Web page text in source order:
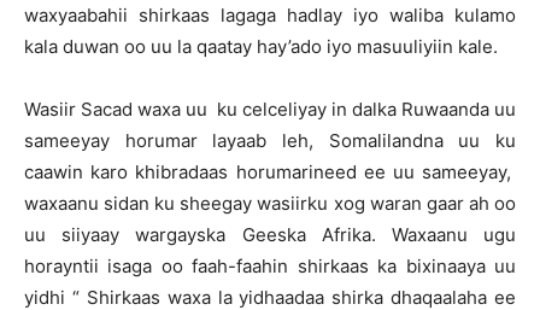
waxyaabahii shirkaas lagaga hadlay iyo waliba kulamo
kala duwan oo uu la qaatay hay’ado iyo masuuliyiin kale.
Wasiir Sacad waxa uu ku celceliyay in dalka Ruwaanda uu
sameeyay horumar layaab leh, Somalilandna uu ku
caawin karo khibradaas horumarineed ee uu sameeyay,
waxaanu sidan ku sheegay wasiirku xog waran gaar ah oo
uu siiyaay wargayska Geeska Afrika. Waxaanu ugu
horayntii isaga oo faah-faahin shirkaas ka bixinaaya uu
yidhi “ Shirkaas waxa la yidhaadaa shirka dhaqaalaha ee